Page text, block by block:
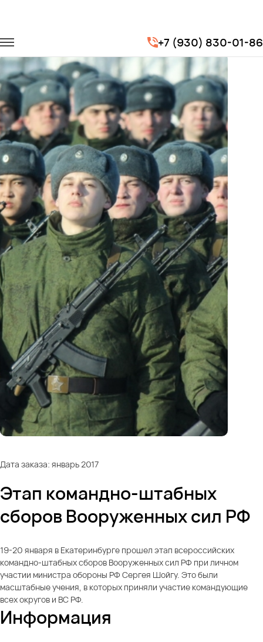
+7 (930) 830-01-86
Перевозка сотрудников
Этап командно-штабных сборов Вооруженных сил РФ
Дата заказа: январь 2017
Этап командно-штабных
сборов Вооруженных сил РФ
19-20 января в Екатеринбурге прошел этап всероссийских
командно-штабных сборов Вооруженных сил РФ при личном
участии министра обороны РФ Сергея Шойгу. Это были
масштабные учения, в которых приняли участие командующие
всех округов и ВС РФ.
Информация